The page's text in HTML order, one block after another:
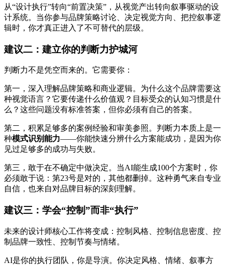
从“设计执行”转向“前置决策”，从视觉产出转向叙事驱动的设
计系统。当你参与品牌策略讨论、决定视觉方向、把控叙事逻
辑时，你才真正进入了不可替代的层级。
建议二：建立你的判断力护城河
判断力不是凭空而来的。它需要你：
第一，深入理解品牌策略和商业逻辑。为什么这个品牌需要这
种视觉语言？它要传递什么价值观？目标受众的认知习惯是什
么？这些问题没有标准答案，但你必须有自己的答案。
第二，积累足够多的案例经验和审美参照。判断力本质上是一
种模式识别能力——你能快速分辨什么方案能成功，是因为你
见过足够多的成功与失败。
第三，敢于在不确定中做决定。当AI能生成100个方案时，你
必须敢于说：第23号是对的，其他都删掉。这种勇气来自专业
自信，也来自对品牌目标的深刻理解。
建议三：学会“控制”而非“执行”
未来的设计师核心工作将变成：控制风格、控制信息密度、控
制品牌一致性、控制节奏与情绪。
AI是你的执行团队，你是导演。你决定风格、情绪、叙事方